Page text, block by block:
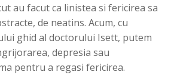
au facut ca linistea si fericirea sa
de neatins. Acum, cu
ghid al doctorului Isett, putem
depresia sau
pentru a regasi fericirea.